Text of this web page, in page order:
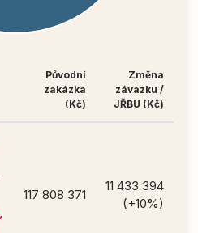
Původní
zakázka
(Kč)
Změna
závazku /
JŘBU (Kč)
117 808 371
11 433 394
(+10%)